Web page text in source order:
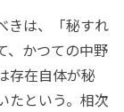
きは、「秘すれ
、かつての中野
存在自体が秘
たという。相次